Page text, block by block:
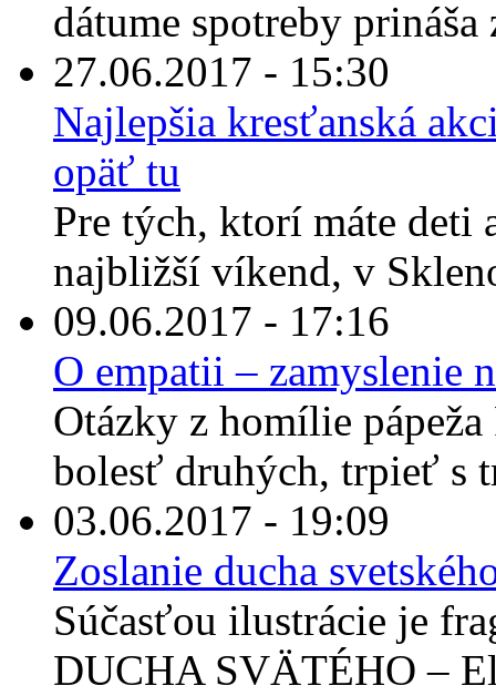
dátume spotreby prináša
27.06.2017 - 15:30
Najlepšia kresťanská
opäť tu
Pre tých, ktorí máte deti
najbližší víkend, v
09.06.2017 - 17:16
O empatii – zamyslenie
Otázky z homílie
bolesť druhých, trpieť s
03.06.2017 - 19:09
Zoslanie ducha
Súčasťou ilustrácie je
DUCHA SVÄTÉHO –